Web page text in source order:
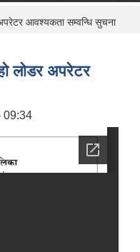
आवश्यकता सम्वन्धि सुचना
लाेडर अपरेटर
09:34